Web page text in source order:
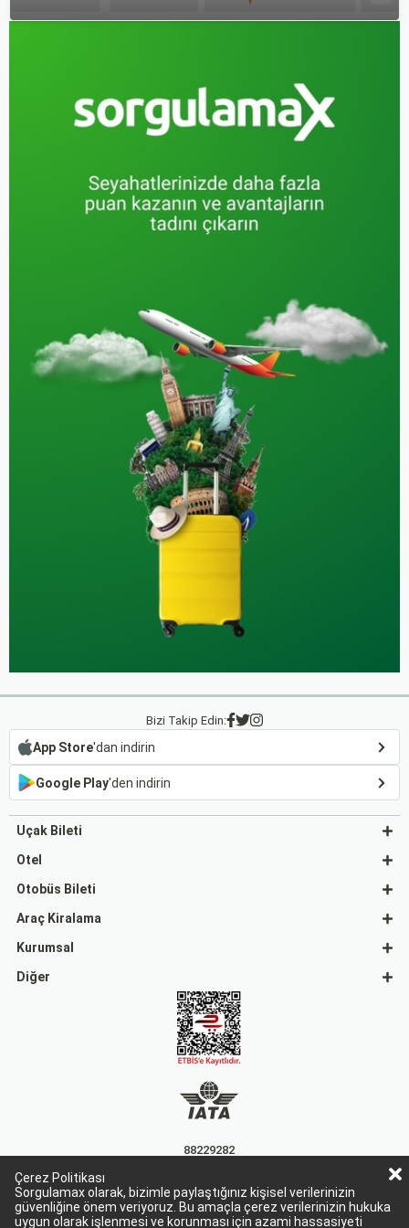
Çerez Politikası
Sorgulamax olarak, bizimle paylaştığınız kişisel verilerinizin
güvenliğine önem veriyoruz. Bu amaçla çerez verilerinizin hukuka
uygun olarak işlenmesi ve korunması için azami hassasiyeti
Bizi Takip Edin:
App Store'dan indirin
Google Play'den indirin
Uçak Bileti
Otel
Otobüs Bileti
Araç Kiralama
Kurumsal
Diğer
88229282
15863